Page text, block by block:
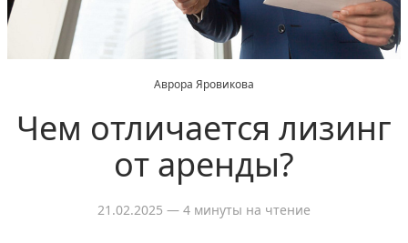
Аврора Яровикова
Чем отличается лизинг
от аренды?
21.02.2025 — 4 минуты на чтение